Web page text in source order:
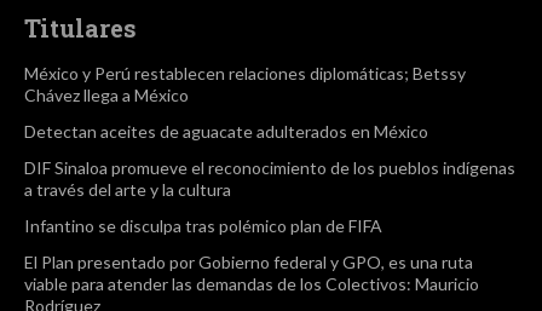
Titulares
México y Perú restablecen relaciones diplomáticas; Betssy
Chávez llega a México
Detectan aceites de aguacate adulterados en México
DIF Sinaloa promueve el reconocimiento de los pueblos indígenas
a través del arte y la cultura
Infantino se disculpa tras polémico plan de FIFA
El Plan presentado por Gobierno federal y GPO, es una ruta
viable para atender las demandas de los Colectivos: Mauricio
Rodríguez